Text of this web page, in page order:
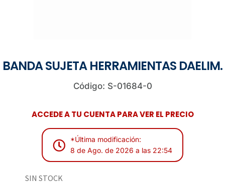
BANDA SUJETA HERRAMIENTAS DAELIM.
Código: S-01684-0
ACCEDE A TU CUENTA PARA VER EL PRECIO
*Última modificación:
8 de Ago. de 2026 a las 22:54
SIN STOCK